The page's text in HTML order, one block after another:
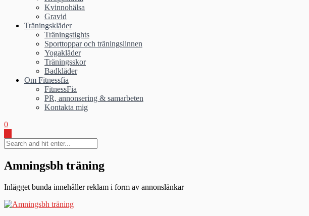
Kvinnohälsa
Gravid
Träningskläder
Träningstights
Sporttoppar och träningslinnen
Yogakläder
Träningsskor
Badkläder
Om Fitnessfia
FitnessFia
PR, annonsering & samarbeten
Kontakta mig
0
Amningsbh träning
Inlägget bunda innehåller reklam i form av annonslänkar